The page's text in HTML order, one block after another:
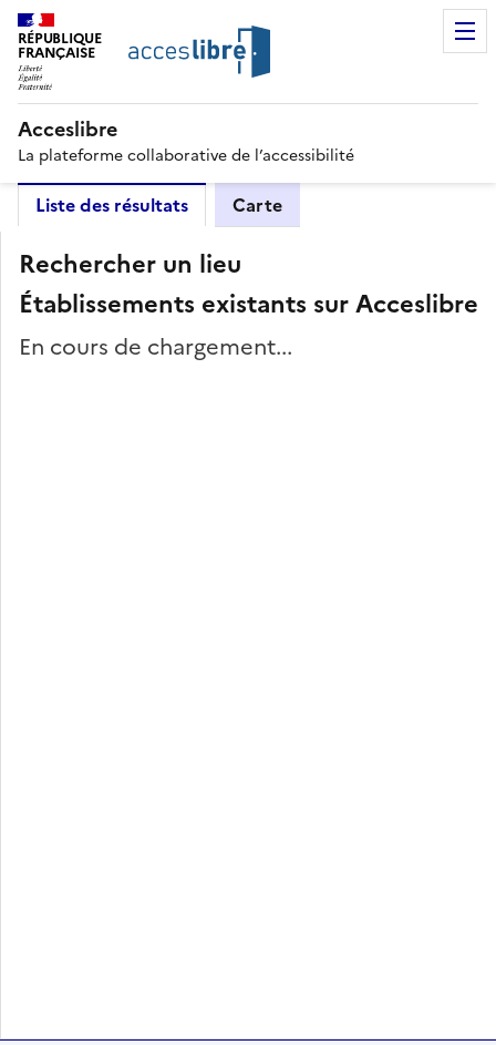
RÉPUBLIQUE
FRANÇAISE
Acceslibre
La plateforme collaborative de l’accessibilité
Liste des résultats Carte
Rechercher un lieu
Établissements existants sur Acceslibre
En cours de chargement...